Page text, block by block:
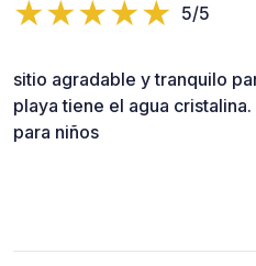
5/5
sitio agradable y tranquilo
playa tiene el agua
para niños